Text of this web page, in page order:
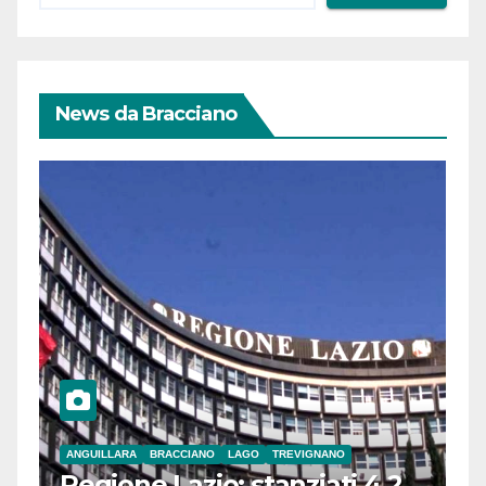
News da Bracciano
ANGUILLARA BRACCIANO LAGO TREVIGNANO